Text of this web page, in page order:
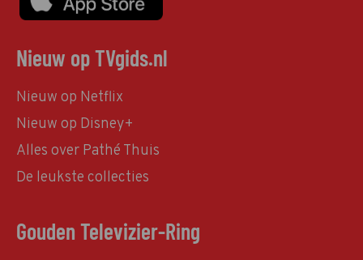
Nieuw op TVgids.nl
Nieuw op Netflix
Nieuw op Disney+
Alles over Pathé Thuis
De leukste collecties
Gouden Televizier-Ring